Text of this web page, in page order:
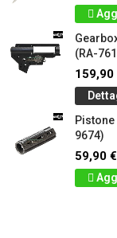
(RA-
159,90
Pistone
9674)
59,90 €